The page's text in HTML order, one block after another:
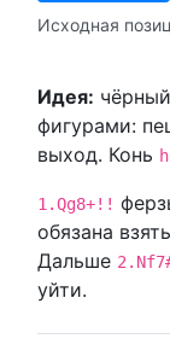
Исходная
Идея:
фигурами:
выход. Конь
1.Qg8+!!
обязана
Дальше
уйти.